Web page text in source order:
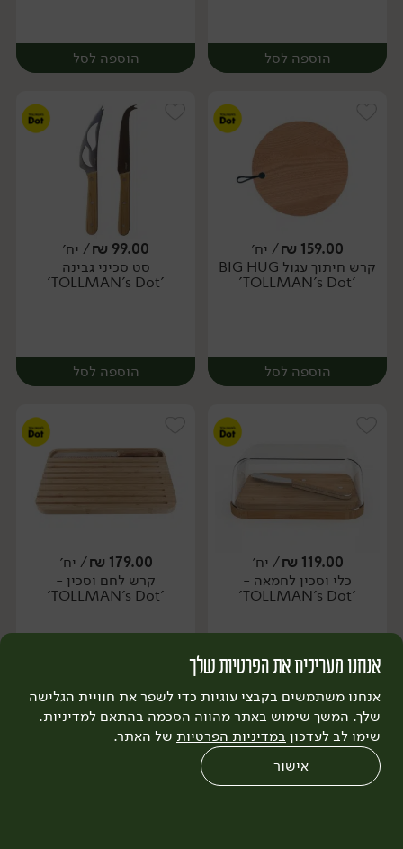
הוספה לסל
יח׳
הוספה לסל
יח׳
159.00
₪/ יח׳
קרש חיתוך עגול BIG HUG
'TOLLMAN's Dot'
הוספה לסל
יח׳
99.00
₪/ יח׳
סט סכיני גבינה
'TOLLMAN's Dot'
הוספה לסל
יח׳
119.00
₪/ יח׳
כלי וסכין לחמאה -
'TOLLMAN's Dot'
179.00
₪/ יח׳
קרש לחם וסכין -
'TOLLMAN's Dot'
אנחנו מעריכים את הפרטיות שלך
אנחנו משתמשים בקבצי עוגיות כדי לשפר את חוויית הגלישה
שלך. המשך שימוש באתר מהווה הסכמה בהתאם למדיניות.
שימו לב לעדכון במדיניות הפרטיות של האתר.
אישור